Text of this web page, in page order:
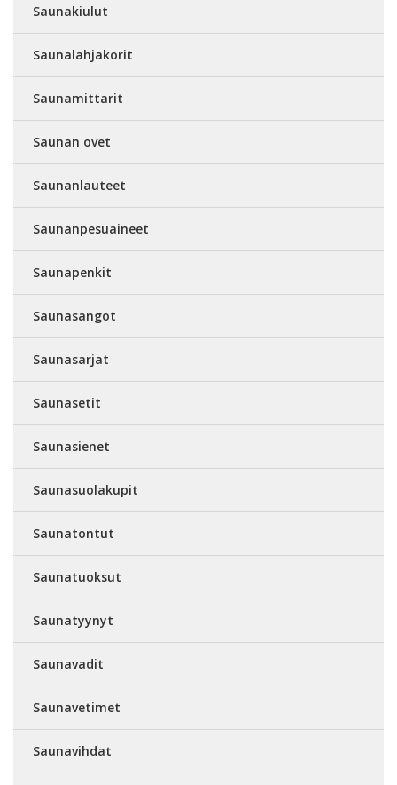
Saunakiulut
Saunalahjakorit
Saunamittarit
Saunan ovet
Saunanlauteet
Saunanpesuaineet
Saunapenkit
Saunasangot
Saunasarjat
Saunasetit
Saunasienet
Saunasuolakupit
Saunatontut
Saunatuoksut
Saunatyynyt
Saunavadit
Saunavetimet
Saunavihdat